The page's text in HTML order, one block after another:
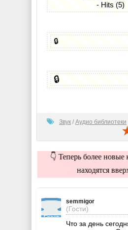
- Hits (5)
🔒
🔒
Звук / Аудио библиотеки
👇 Теперь более новые
находятся
semmigor
(Гости)
Что за день